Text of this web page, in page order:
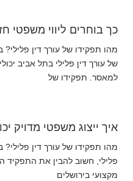
כך בוחרים ליווי משפטי
מהו תפקידו של עורך דין
של עורך דין פלילי בתל אביב
למאסר. תפקידו של
איך ייצוג משפטי מדויק
מהו תפקידו של עורך דין
פלילי, חשוב להבין את התפקיד
מקצועי בירושלים